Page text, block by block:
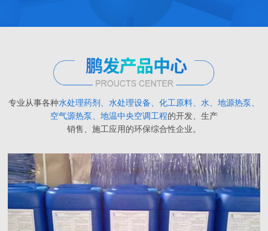
专业从事各种水处理药剂、水处理设备、化工原料、水、地源热泵、
空气源热泵、地温中央空调工程的开发、生产
销售、施工应用的环保综合性企业。